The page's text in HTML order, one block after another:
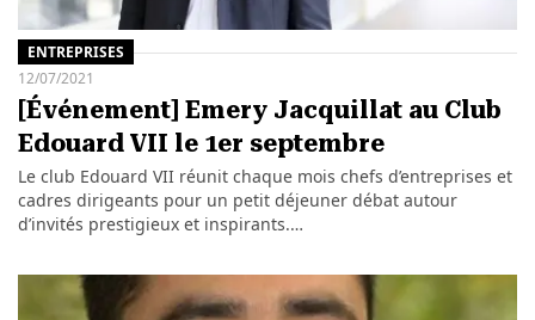
ENTREPRISES
12/07/2021
[Événement] Emery Jacquillat au Club
Edouard VII le 1er septembre
Le club Edouard VII réunit chaque mois chefs d’entreprises et
cadres dirigeants pour un petit déjeuner débat autour
d’invités prestigieux et inspirants.…